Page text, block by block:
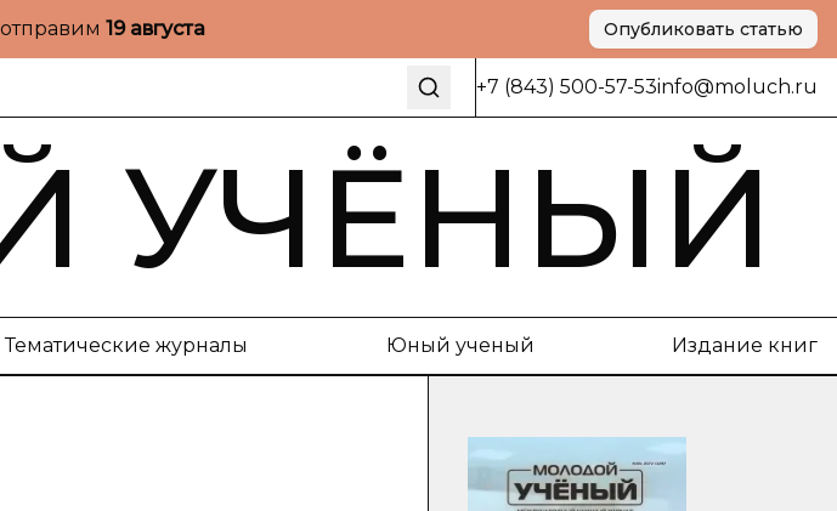
19 августа Опубликовать статью
+7 (843) 500-57-53info@moluch.ru
УЧЁНЫЙ
Тематические журналы Юный ученый Издание книг